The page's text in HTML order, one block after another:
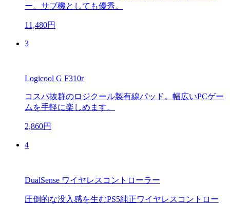
ー。サブ機としても優秀。
11,480円
3
Logicool G F310r
コスパ抜群のロジクール製有線パッド。幅広いPCゲー
ムを手軽に楽しめます。
2,860円
4
DualSense ワイヤレスコントローラー
圧倒的な没入感を生むPS5純正ワイヤレスコントロー